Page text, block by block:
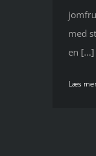
med
en [...]
Læs